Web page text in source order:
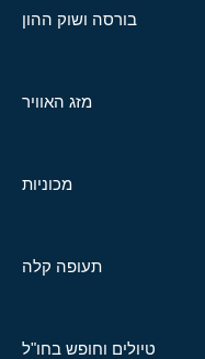
בורסה ושוק ההון
מזג האוויר
מכוניות
תעופה קלה
טיולים וחופש בחו"ל